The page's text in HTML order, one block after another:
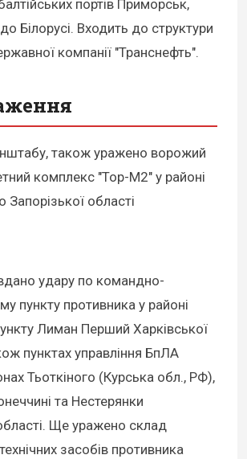
портів Приморськ,
Білорусі. Входить до структури
компанії "Транснефть".
також уражено ворожий
комплекс "Тор-М2" у районі
Запорізької області
удару по командно-
пункту противника у районі
Лиман Перший Харківської
пунктах управління БпЛА
Тьоткіного (Курська обл., РФ),
та Нестерянки
Ще уражено склад
засобів противника